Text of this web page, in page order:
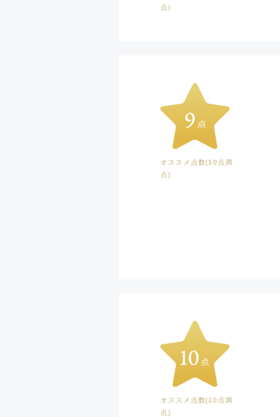
点)
オススメ点数(10点満
点)
オススメ点数(10点満
点)